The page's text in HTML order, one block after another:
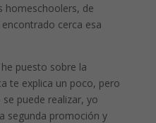
homeschoolers, de
cerca esa
puesto sobre la
te explica un poco, pero
puede realizar, yo
segunda promoción y